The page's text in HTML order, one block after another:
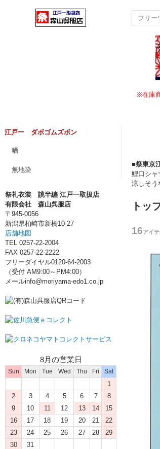
※在庫
江戸一 ダボゴムズボン
晒
無地染
祭礼衣装 誂半纏 江戸一取扱店
有限会社 森山呉服店
〒945-0056
新潟県柏崎市新橋10-27
店舗地図
TEL 0257-22-2004
FAX 0257-22-2222
フリーダイヤル0120-64-2003
（受付 AM9:00～PM4:00）
メールinfo@moriyama-edo1.co.jp
8月の営業日
Sun Mon Tue Wed Thu Fri Sat
1
2
3 4 5 6 7
8
9
10 11 12 13 14
15
16
17 18 19 20 21
22
23
24 25 26 27 28
29
30
31
■祭東京
鯉口シャ
涼しそう
トッ
16アイ